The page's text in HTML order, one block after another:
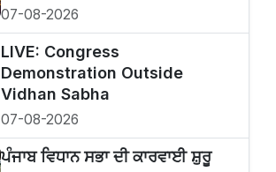
07-08-2026
LIVE: Congress
Demonstration Outside
Vidhan Sabha
07-08-2026
ਪੰਜਾਬ ਵਿਧਾਨ ਸਭਾ ਦੀ ਕਾਰਵਾਈ ਸ਼ੁਰੂ